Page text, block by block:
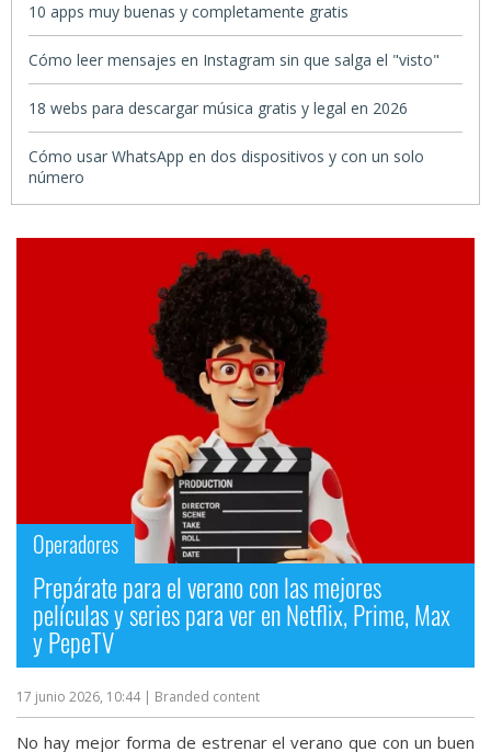
10 apps muy buenas y completamente gratis
Cómo leer mensajes en Instagram sin que salga el "visto"
18 webs para descargar música gratis y legal en 2026
Cómo usar WhatsApp en dos dispositivos y con un solo
número
Operadores
Prepárate para el verano con las mejores
películas y series para ver en Netflix, Prime, Max
y PepeTV
17 junio 2026, 10:44 | Branded content
No hay mejor forma de estrenar el verano que con un buen